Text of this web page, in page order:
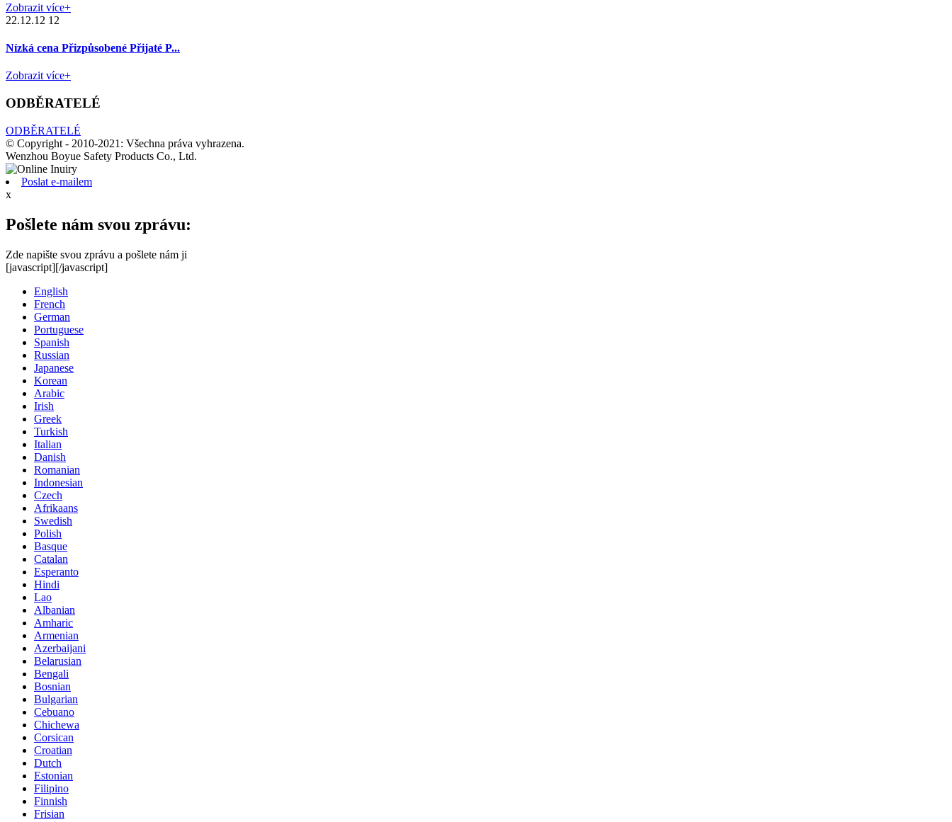
Zobrazit více+
22.12.12 12
Nízká cena Přizpůsobené Přijaté P...
Zobrazit více+
ODBĚRATELÉ
ODBĚRATELÉ
© Copyright - 2010-2021: Všechna práva vyhrazena.
Wenzhou Boyue Safety Products Co., Ltd.
Poslat e-mailem
x
Pošlete nám svou zprávu:
Zde napište svou zprávu a pošlete nám ji
[javascript][/javascript]
English
French
German
Portuguese
Spanish
Russian
Japanese
Korean
Arabic
Irish
Greek
Turkish
Italian
Danish
Romanian
Indonesian
Czech
Afrikaans
Swedish
Polish
Basque
Catalan
Esperanto
Hindi
Lao
Albanian
Amharic
Armenian
Azerbaijani
Belarusian
Bengali
Bosnian
Bulgarian
Cebuano
Chichewa
Corsican
Croatian
Dutch
Estonian
Filipino
Finnish
Frisian